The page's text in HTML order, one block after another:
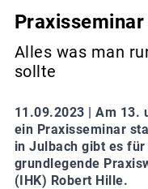
Alles was man
sollte
11.09.2023 | Am 13.
ein Praxisseminar
in Julbach gibt es
grundlegende
(IHK) Robert Hille.